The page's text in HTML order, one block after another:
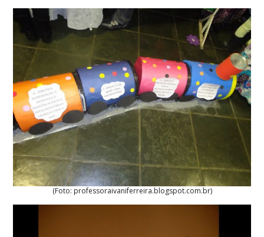
(Foto: professoraivaniferreira.blogspot.com.br)